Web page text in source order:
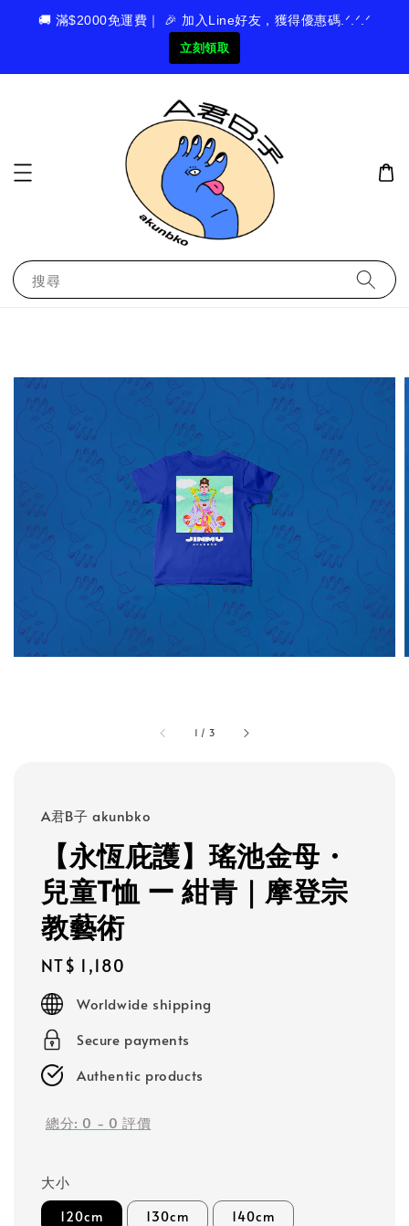
🚚 滿$2000免運費｜ 🎉 加入Line好友，獲得優惠碼.ᐟ.ᐟ.ᐟ
立刻領取
搜尋
1 / 3
A君B子 akunbko
【永恆庇護】瑤池金母・
兒童T恤 ー 紺青｜摩登宗
教藝術
Regular
price
NT$ 1,180
Worldwide shipping
Secure payments
Authentic products
總分: 0 - 0 評價
大小
120cm 130cm 140cm